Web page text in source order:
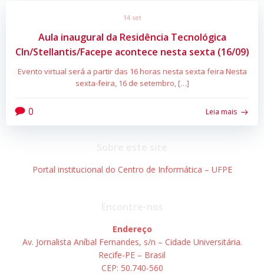
14 set
Aula inaugural da Residência Tecnológica
CIn/Stellantis/Facepe acontece nesta sexta (16/09)
Evento virtual será a partir das 16 horas nesta sexta feira Nesta
sexta-feira, 16 de setembro, […]
0 Leia mais
Portal institucional do Centro de Informática – UFPE
Endereço
Av. Jornalista Aníbal Fernandes, s/n – Cidade Universitária.
Recife-PE – Brasil
CEP: 50.740-560